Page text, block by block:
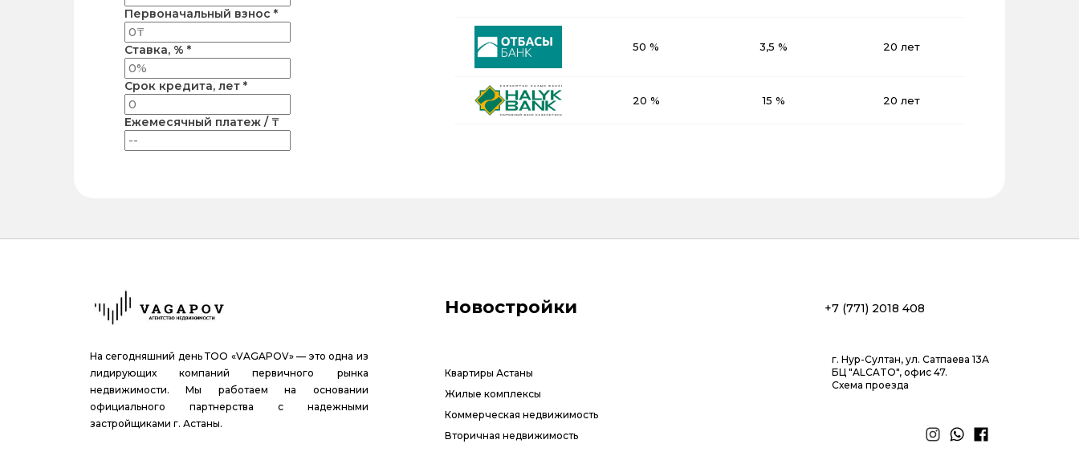
Первоначальный взнос *
Ставка, % *
Срок кредита, лет *
Ежемесячный платеж / ₸
50 % 3,5 % 20 лет
20 % 15 % 20 лет
На сегодняшний день ТОО «VAGAPOV» — это одна из
лидирующих компаний первичного рынка
недвижимости. Мы работаем на основании
официального партнерства с надежными
застройщиками г. Астаны.
Новостройки
Квартиры Астаны
Жилые комплексы
Коммерческая недвижимость
Вторичная недвижимость
+7 (771) 2018 408
г. Нур-Султан, ул. Сатпаева 13А
БЦ "ALCATO", офис 47.
Схема проезда